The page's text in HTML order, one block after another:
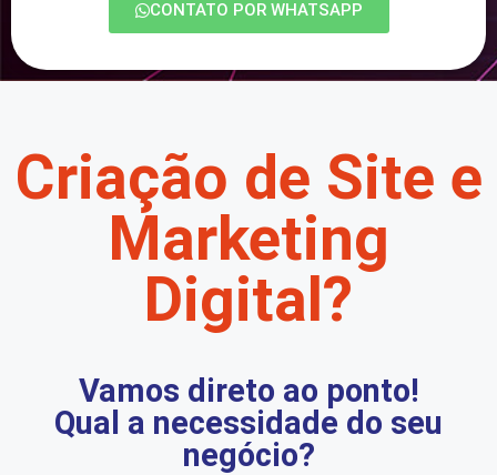
CONTATO POR WHATSAPP
Criação de Site e
Marketing
Digital?
Vamos direto ao ponto!
Qual a necessidade do seu
negócio?